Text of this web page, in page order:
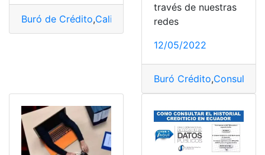
Buró de Crédito,Calificación Consultas
través de nuestras
redes
12/05/2022
Buró Crédito,Consulta